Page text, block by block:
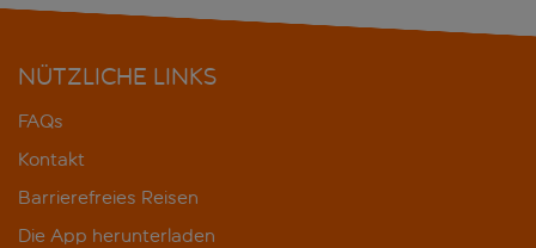
NÜTZLICHE LINKS
FAQs
Kontakt
Barrierefreies Reisen
Die App herunterladen